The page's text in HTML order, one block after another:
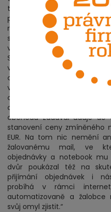
této položky svůj omyl.
přes dopis žalobce
rozdíl ceny, nezbylo než
smlouvy pro omyl společně
vznikla tím, že zákazník
Spolkový soudní dvůr
v okamžiku zaslání
objednávky na mailovou
však prohlásil tuto smlouvu
omyl (omyl ve vyjádření –
okamžiku, kdy žalobce –
obchodu zadával údaje do
stanovení ceny zmíněného
EUR. Na tom nic nemění
žalovanému mail, ve
objednávky a notebook mu
dvůr poukázal též na
přijímání objednávek i
probíhá v rámci
automatizovaně a žalobce
svůj omyl zjistit.“